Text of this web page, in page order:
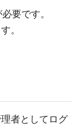
要です。
。
者としてログ